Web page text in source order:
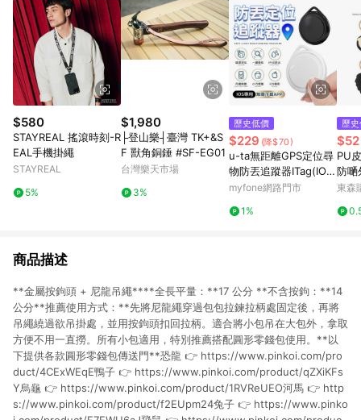
$580
STAYREAL 搖滾時刻-R
EAL手機掛繩
STAYREAL
5%
$1,980
├登山樂┤臺灣 TK+&S
F 獸角銅錘 #SF-EG01
台灣樂天市場
3%
歷史低價
$229 (降$70)
u-ta無距離GPS定位尋
物防丟追蹤器ITag(IOS
專用)白色
myfone網路門市
1%
歷
$52
PU
防嗮
帽夾
東森
商品描述
**金屬按鉤頭 + 尼龍吊繩****全長平量：**17 公分 **不含按鉤：**14
公分**推薦使用方式：**先將尼龍繩穿過包包拉鍊拉柄處固定後，再將
吊繩繞過欲吊掛處，並用按鉤頭扣回拉柄。適合將小包吊在大包外，拿取
方便不用一直撈。所有小包適用，特別推薦搭配圓形零錢包使用。**以
下提供各款圓形零錢包傳送門**恐龍 👉 https://www.pinkoi.com/pro
duct/4CExWEqE鴨子 👉 https://www.pinkoi.com/product/qZXiKFs
Y烏龜 👉 https://www.pinkoi.com/product/1RVReUEO河馬 👉 http
s://www.pinkoi.com/product/f2EUpm24兔子 👉 https://www.pinko